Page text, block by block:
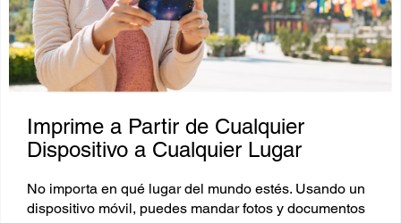
Imprime a Partir de Cualquier
Dispositivo a Cualquier Lugar
No importa en qué lugar del mundo estés. Usando un
dispositivo móvil, puedes mandar fotos y documentos